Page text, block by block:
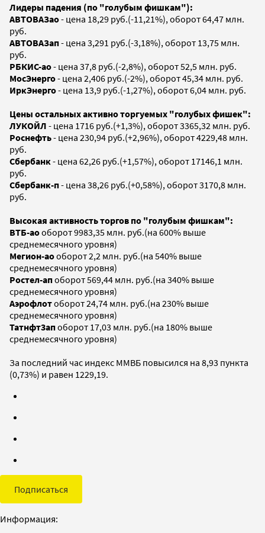
Лидеры падения (по "голубым фишкам"):
АВТОВАЗао- цена 18,29 руб.(-11,21%), оборот 64,47 млн.
руб.
АВТОВАЗап- цена 3,291 руб.(-3,18%), оборот 13,75 млн.
руб.
РБКИС-ао- цена 37,8 руб.(-2,8%), оборот 52,5 млн. руб.
МосЭнерго- цена 2,406 руб.(-2%), оборот 45,34 млн. руб.
ИркЭнерго- цена 13,9 руб.(-1,27%), оборот 6,04 млн. руб.
Цены остальных активно торгуемых "голубых фишек":
ЛУКОЙЛ - цена 1716 руб.(+1,3%), оборот 3365,32 млн. руб.
Роснефть- цена 230,94 руб.(+2,96%), оборот 4229,48 млн.
руб.
Сбербанк - цена 62,26 руб.(+1,57%), оборот 17146,1 млн.
руб.
Сбербанк-п- цена 38,26 руб.(+0,58%), оборот 3170,8 млн.
руб.
Высокая активность торгов по "голубым фишкам":
ВТБ-аооборот 9983,35 млн. руб.(на 600% выше
среднемесячного уровня)
Мегион-аооборот 2,2 млн. руб.(на 540% выше
среднемесячного уровня)
Ростел-апоборот 569,44 млн. руб.(на 340% выше
среднемесячного уровня)
Аэрофлотоборот 24,74 млн. руб.(на 230% выше
среднемесячного уровня)
Татнфт3апоборот 17,03 млн. руб.(на 180% выше
среднемесячного уровня)
За последний час индекс ММВБ повысился на 8,93 пункта
(0,73%) и равен 1229,19.
Подписаться
Информация: